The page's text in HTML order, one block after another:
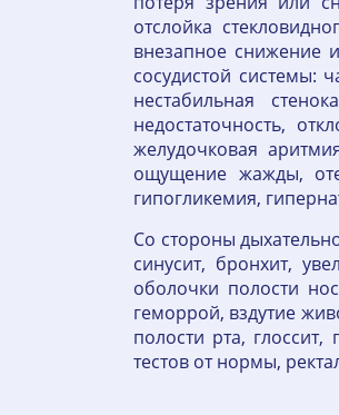
отслойка
внезапное снижение
сосудистой системы:
нестабильная
недостаточность,
желудочковая
ощущение жажды,
гипогликемия,
Со стороны
синусит, бронхит,
оболочки полости
геморрой, вздутие
полости рта, глоссит,
тестов от нормы,